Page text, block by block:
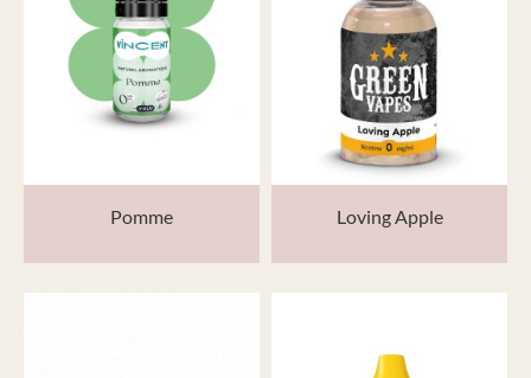
Pomme Loving Apple